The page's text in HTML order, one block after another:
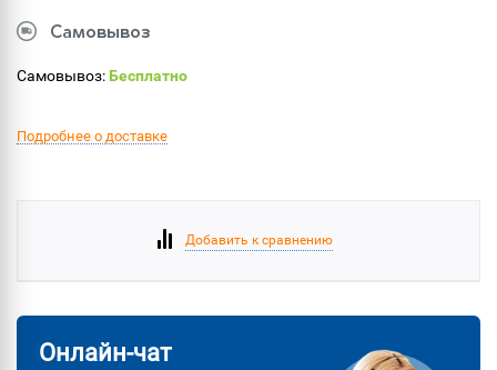
Самовывоз
Самовывоз:Бесплатно
Подробнее о доставке
Добавить к сравнению
Онлайн-чат